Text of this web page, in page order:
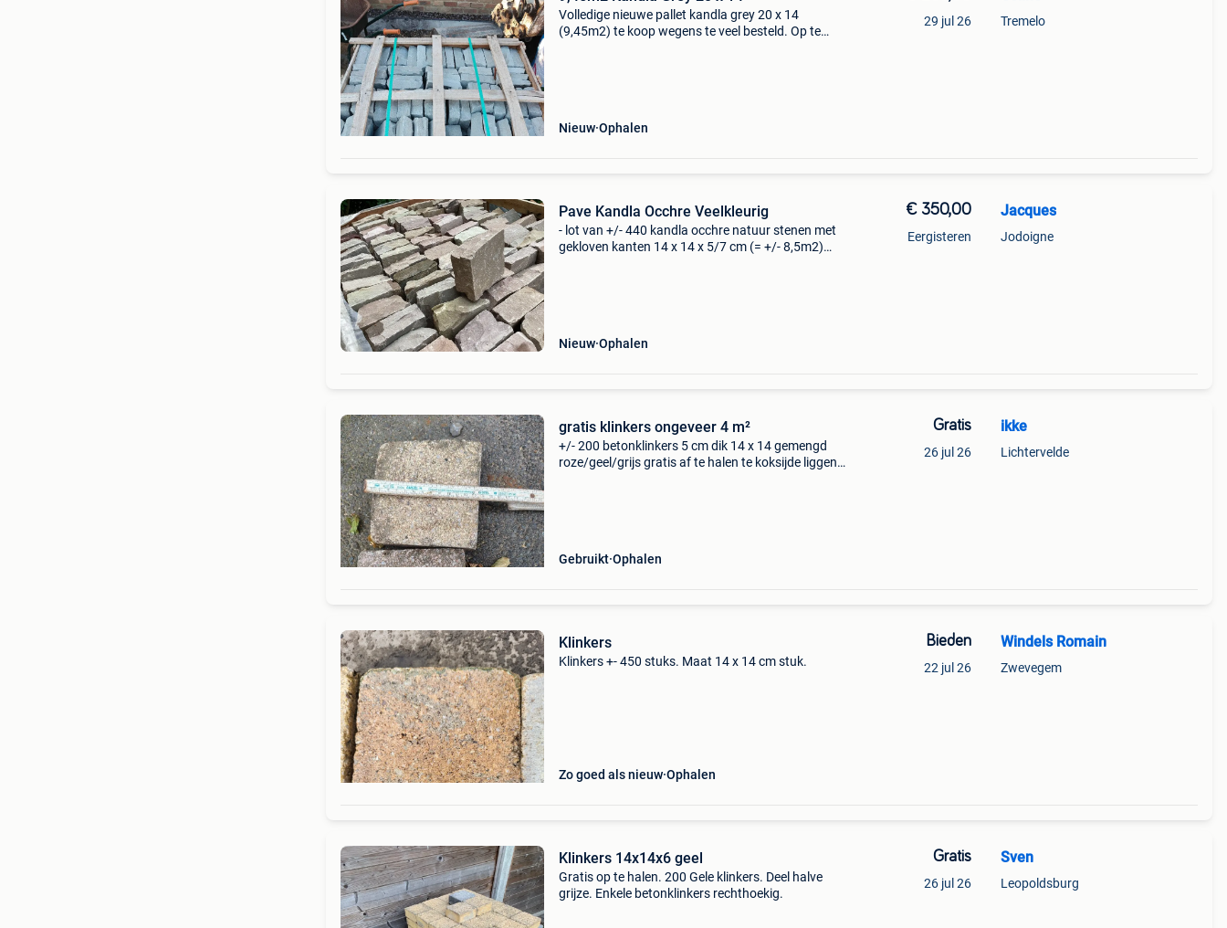
Volledige nieuwe pallet kandla grey 20 x 14
(9,45m2) te koop wegens te veel besteld. Op te
Nieuw Ophalen
29 jul 26 Tremelo
Pave Kandla Occhre Veelkleurig
- lot van +/- 440 kandla occhre natuur stenen met
gekloven kanten 14 x 14 x 5/7 cm (= +/- 8,5m2)
Nieuw Ophalen
€ 350,00
Eergisteren
Jacques
Jodoigne
gratis klinkers ongeveer 4 m²
+/- 200 betonklinkers 5 cm dik 14 x 14 gemengd
roze/geel/grijs gratis af te halen te koksijde liggen
Gebruikt Ophalen
Gratis
26 jul 26
ikke
Lichtervelde
Klinkers
Klinkers +- 450 stuks. Maat 14 x 14 cm stuk.
Zo goed als nieuw Ophalen
Bieden
22 jul 26
Windels Romain
Zwevegem
Klinkers 14x14x6 geel
Gratis op te halen. 200 Gele klinkers. Deel halve
grijze. Enkele betonklinkers rechthoekig.
Gratis
26 jul 26
Sven
Leopoldsburg